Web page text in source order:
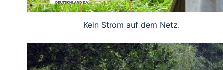
Kein Strom auf dem Netz.